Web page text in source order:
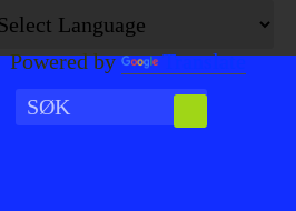
Powered by Translate